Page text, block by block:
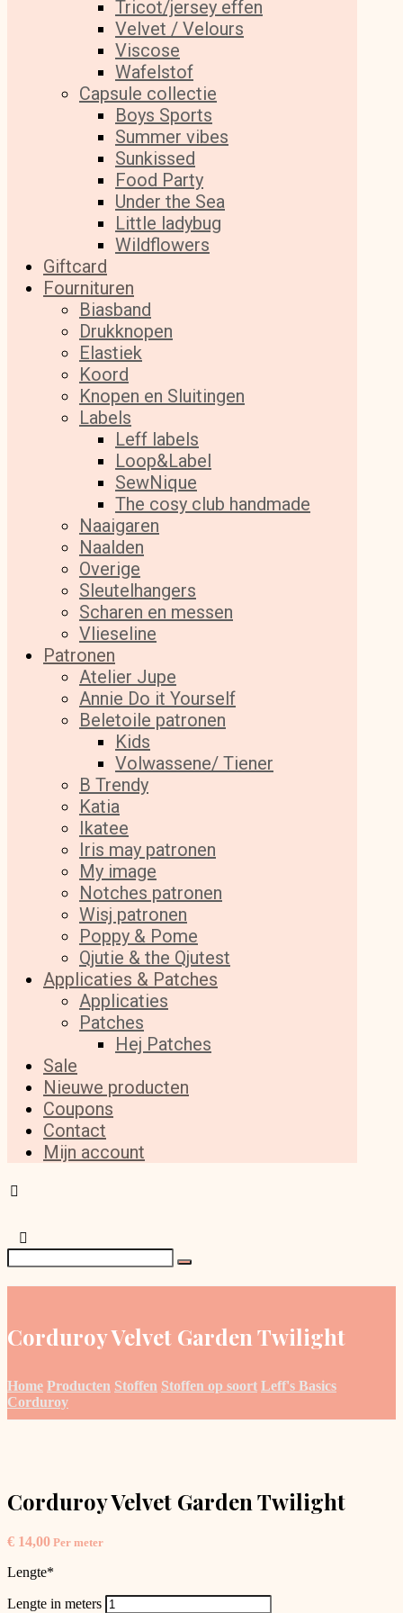
Tricot/jersey effen
Velvet / Velours
Viscose
Wafelstof
Capsule collectie
Boys Sports
Summer vibes
Sunkissed
Food Party
Under the Sea
Little ladybug
Wildflowers
Giftcard
Fournituren
Biasband
Drukknopen
Elastiek
Koord
Knopen en Sluitingen
Labels
Leff labels
Loop&Label
SewNique
The cosy club handmade
Naaigaren
Naalden
Overige
Sleutelhangers
Scharen en messen
Vlieseline
Patronen
Atelier Jupe
Annie Do it Yourself
Beletoile patronen
Kids
Volwassene/ Tiener
B Trendy
Katia
Ikatee
Iris may patronen
My image
Notches patronen
Wisj patronen
Poppy & Pome
Qjutie & the Qjutest
Applicaties & Patches
Applicaties
Patches
Hej Patches
Sale
Nieuwe producten
Coupons
Contact
Mijn account
Corduroy Velvet Garden Twilight
Home Producten Stoffen Stoffen op soort Leff's Basics
Corduroy
Corduroy Velvet Garden Twilight
€ 14,00 Per meter
Lengte*
Lengte in meters